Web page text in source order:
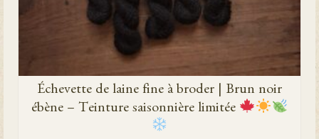
Échevette de laine fine à broder | Brun noir
ébène – Teinture saisonnière limitée